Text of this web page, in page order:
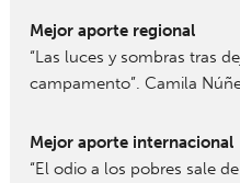
Mejor aporte regional
“Las luces y sombras tras
campamento”. Camila
Mejor aporte internacional
“El odio a los pobres sale